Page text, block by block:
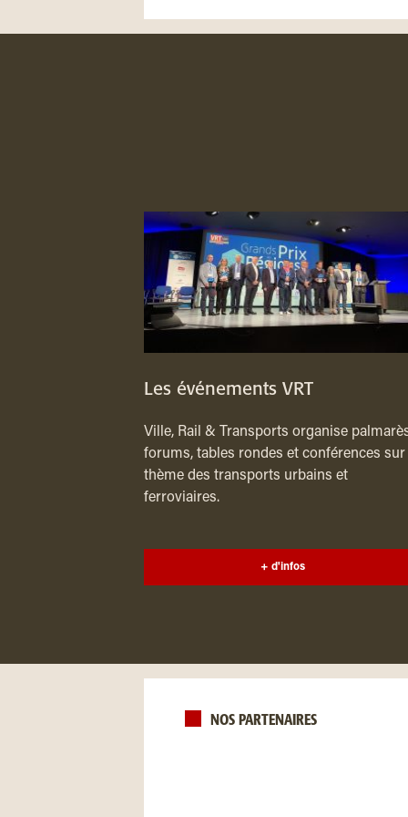
Les événements VRT
Ville, Rail & Transports organise
forums, tables rondes et conférences sur
thème des transports urbains et
ferroviaires.
+ d'infos
NOS PARTENAIRES